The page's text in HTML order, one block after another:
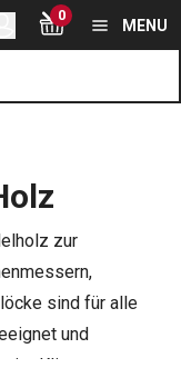
Holz Seite
0
MENU
zur
sind für alle
und
Klingenmesser